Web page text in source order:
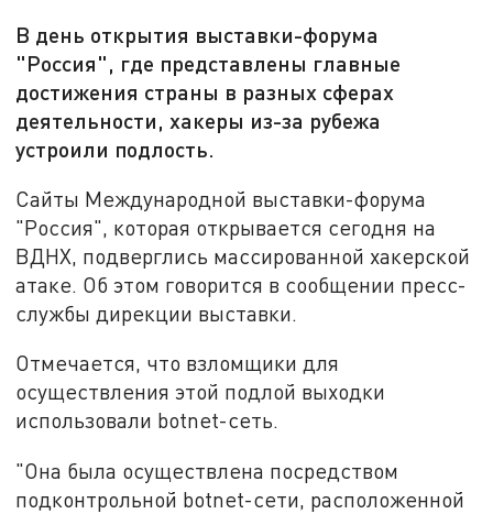
В день открытия выставки-форума
"Россия", где представлены главные
достижения страны в разных сферах
деятельности, хакеры из-за рубежа
устроили подлость.
Сайты Международной выставки-форума
"Россия", которая открывается сегодня на
ВДНХ, подверглись массированной хакерской
атаке. Об этом говорится в сообщении пресс-
службы дирекции выставки.
Отмечается, что взломщики для
осуществления этой подлой выходки
использовали botnet-сеть.
"Она была осуществлена посредством
подконтрольной botnet-сети, расположенной